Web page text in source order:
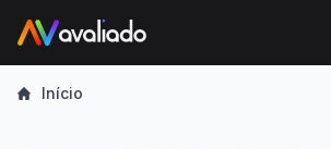
Início